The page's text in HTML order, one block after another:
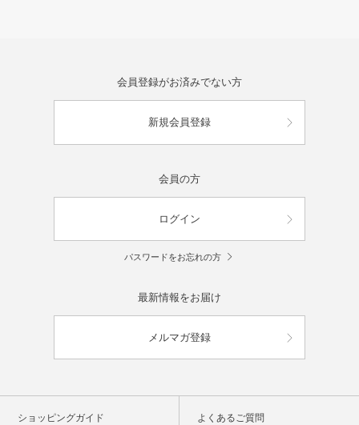
会員登録がお済みでない方
新規会員登録
会員の方
ログイン
パスワードをお忘れの方
最新情報をお届け
メルマガ登録
ショッピングガイド よくあるご質問